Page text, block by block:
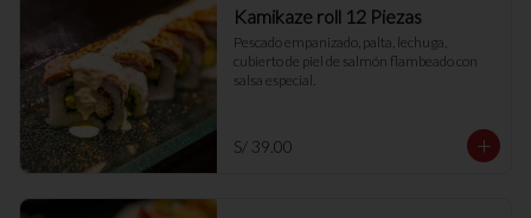
Kamikaze roll 12 Piezas
Pescado empanizado, palta, lechuga,
cubierto de piel de salmón flambeado con
salsa especial.
S/ 39.00